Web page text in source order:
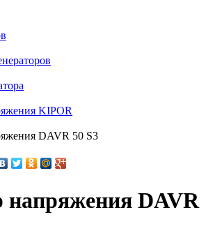
KIPOR
DAVR 50 S3
напряжения DAVR